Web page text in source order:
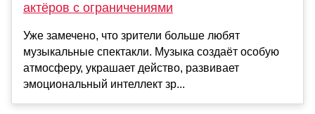
актёров с ограничениями
Уже замечено, что зрители больше любят
музыкальные спектакли. Музыка создаёт особую
атмосферу, украшает действо, развивает
эмоциональный интеллект зр...